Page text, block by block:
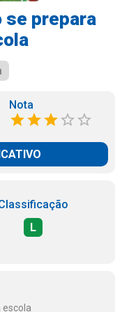
se prepara
Nota
L
escola